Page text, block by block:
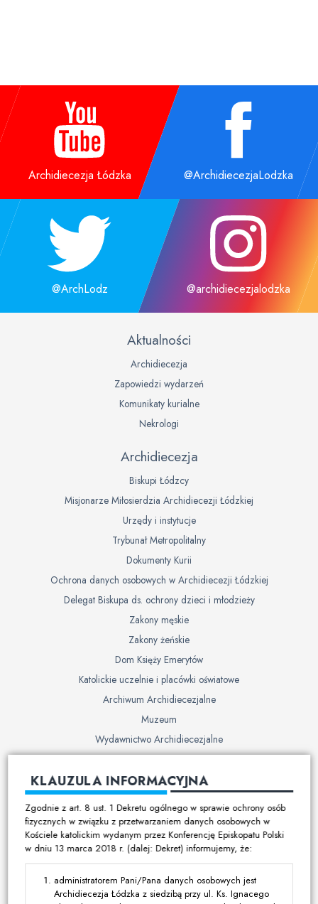
Archidiecezja Łódzka @ArchidiecezjaLodzka
@ArchLodz @archidiecezjalodzka
Aktualności
Archidiecezja
Zapowiedzi wydarzeń
Komunikaty kurialne
Nekrologi
Archidiecezja
Biskupi Łódzcy
Misjonarze Miłosierdzia Archidiecezji Łódzkiej
Urzędy i instytucje
Trybunał Metropolitalny
Dokumenty Kurii
Ochrona danych osobowych w Archidiecezji Łódzkiej
Delegat Biskupa ds. ochrony dzieci i młodzieży
Zakony męskie
Zakony żeńskie
Dom Księży Emerytów
Katolickie uczelnie i placówki oświatowe
Archiwum Archidiecezjalne
Muzeum
Wydawnictwo Archidiecezjalne
Cmentarze
Duszpasterstwo
Program duszpasterski
Kalendarz pracy duszpasterskiej
Duszpasterstwo specjalistyczne
Ruchy i stowarzyszenia
KLAUZULA INFORMACYJNA
Zgodnie z art. 8 ust. 1 Dekretu ogólnego w sprawie ochrony osób
fizycznych w związku z przetwarzaniem danych osobowych w
Kościele katolickim wydanym przez Konferencję Episkopatu Polski
w dniu 13 marca 2018 r. (dalej: Dekret) informujemy, że:
administratorem Pani/Pana danych osobowych jest
Archidiecezja Łódzka z siedzibą przy ul. Ks. Ignacego